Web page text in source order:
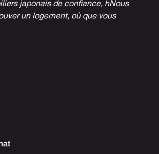
japonais de confiance, hNous
un logement, où que vous